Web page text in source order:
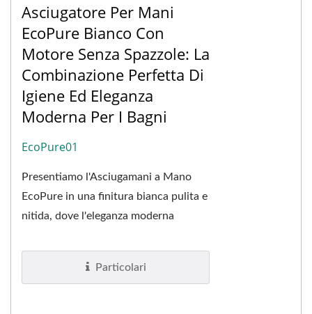
Asciugatore Per Mani
EcoPure Bianco Con
Motore Senza Spazzole: La
Combinazione Perfetta Di
Igiene Ed Eleganza
Moderna Per I Bagni
EcoPure01
Presentiamo l'Asciugamani a Mano
EcoPure in una finitura bianca pulita e
nitida, dove l'eleganza moderna
Questo modello...
Particolari